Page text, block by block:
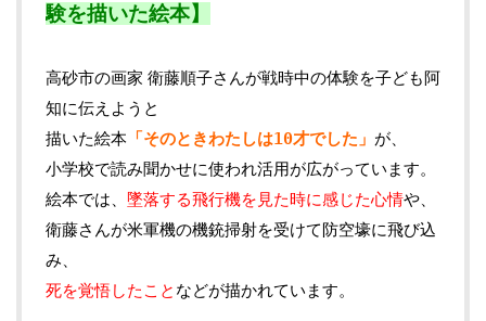
験を描いた絵本】
高砂市の画家 衛藤順子さんが戦時中の体験を子ども阿
知に伝えようと
描いた絵本 「そのときわたしは10才でした」 が、
小学校で読み聞かせに使われ活用が広がっています。
絵本では、 墜落する飛行機を見た時に感じた心情や、
衛藤さんが米軍機の機銃掃射を受けて防空壕に飛び込
み、
死を覚悟したこと などが描かれています。